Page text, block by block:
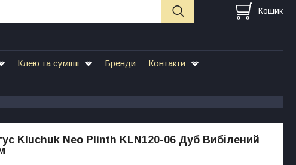
Кошик
Клею та суміші Бренди Контакти
Kluchuk Neo Plinth KLN120-06 Дуб Вибілений